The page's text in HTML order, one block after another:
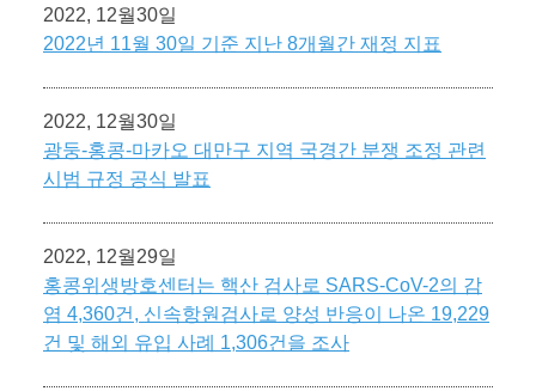
2022, 12월30일
2022년 11월 30일 기준 지난 8개월간 재정 지표
2022, 12월30일
광둥-홍콩-마카오 대만구 지역 국경간 분쟁 조정 관련
시범 규정 공식 발표
2022, 12월29일
홍콩위생방호센터는 핵산 검사로 SARS-CoV-2의 감
염 4,360건, 신속항원검사로 양성 반응이 나온 19,229
건 및 해외 유입 사례 1,306건을 조사